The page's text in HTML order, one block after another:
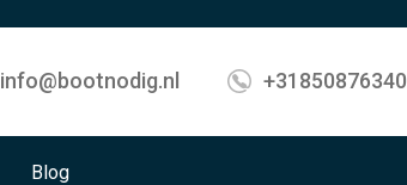
info@bootnodig.nl +31850876340
Blog